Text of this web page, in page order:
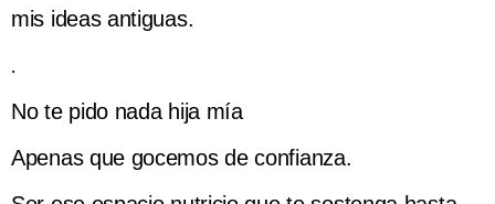
mis ideas antiguas.
.
No te pido nada hija mía
Apenas que gocemos de confianza.